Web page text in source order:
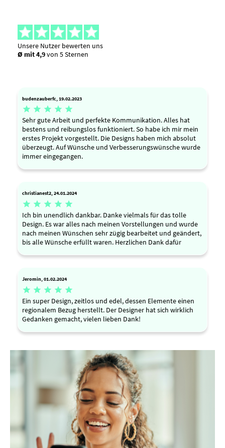
Unsere Nutzer bewerten uns
Ø mit 4,9von 5 Sternen
budenzauberfc, 19.02.2023
    
Sehr gute Arbeit und perfekte Kommunikation. Alles hat
bestens und reibungslos funktioniert. So habe ich mir mein
erstes Projekt vorgestellt. Die Designs haben mich absolut
überzeugt. Auf Wünsche und Verbesserungswünsche wurde
immer eingegangen.
christianest2, 24.01.2024
    
Ich bin unendlich dankbar. Danke vielmals für das tolle
Design. Es war alles nach meinen Vorstellungen und wurde
nach meinen Wünschen sehr zügig bearbeitet und geändert,
bis alle Wünsche erfüllt waren. Herzlichen Dank dafür
Jeromin, 01.02.2024
    
Ein super Design, zeitlos und edel, dessen Elemente einen
regionalem Bezug herstellt. Der Designer hat sich wirklich
Gedanken gemacht, vielen lieben Dank!